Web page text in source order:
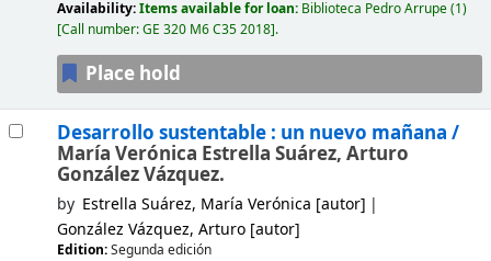
Availability:Items available for loan: Biblioteca Pedro Arrupe(1)
Call number:GE 320 M6 C35 2018 .
Place hold
Desarrollo sustentable : un nuevo mañana /
María Verónica Estrella Suárez, Arturo
González Vázquez.
by Estrella Suárez, María Verónica [autor]
González Vázquez, Arturo[autor]
Edition:Segunda edición